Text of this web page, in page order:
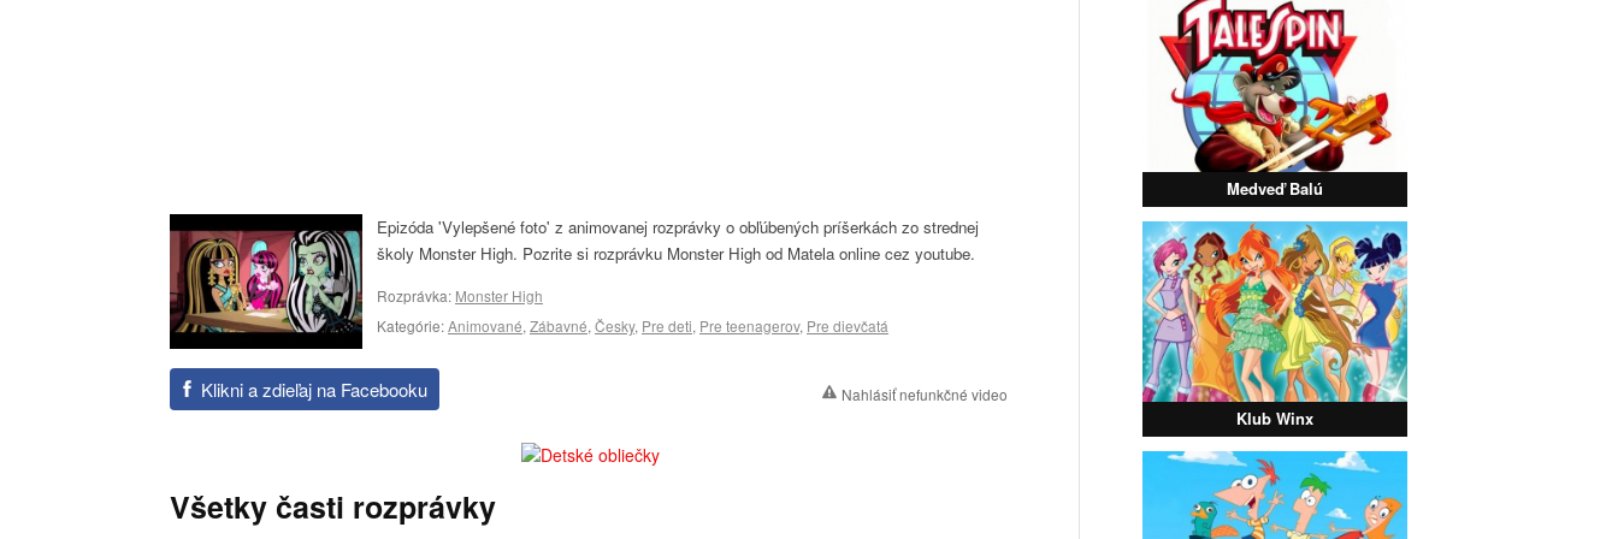
Epizóda 'Vylepšené foto' z animovanej rozprávky o obľúbených príšerkách zo strednej
školy Monster High. Pozrite si rozprávku Monster High od Matela online cez youtube.
Rozprávka: Monster High
Kategórie:Animované, Zábavné, Česky, Pre deti, Pre teenagerov, Pre dievčatá
Klikni a zdieľaj na Facebooku Nahlásiť nefunkčné video
Všetky časti rozprávky
Medveď Balú
Klub Winx